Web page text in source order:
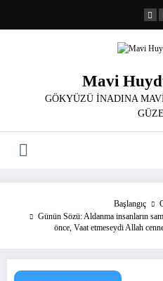
Mavi
GÖKYÜZÜ İNADINA
Başlangıç
Günün Sözü: Aldanma insanların
önce, Vaat etmeseydi Allah